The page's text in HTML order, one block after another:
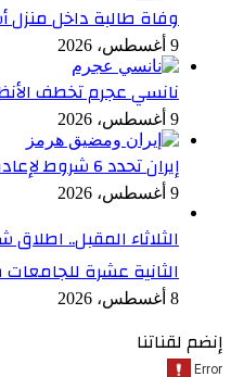
وفاة طالبة داخل منزل
9 أغسطس، 2026
نانسي عجرم تخطف
9 أغسطس، 2026
إيران تحدد 6 شروط لإعادة فتح مضيق هرمز
9 أغسطس، 2026
الثلاثاء المقبل..
الثانية عشرة للجامعات
8 أغسطس، 2026
إنضم لقناتنا